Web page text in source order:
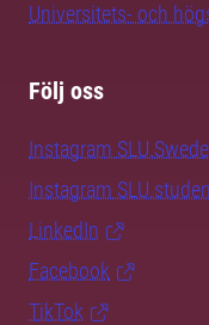
Universitets- och
Följ oss
Instagram
Instagram
LinkedIn
Facebook
TikTok